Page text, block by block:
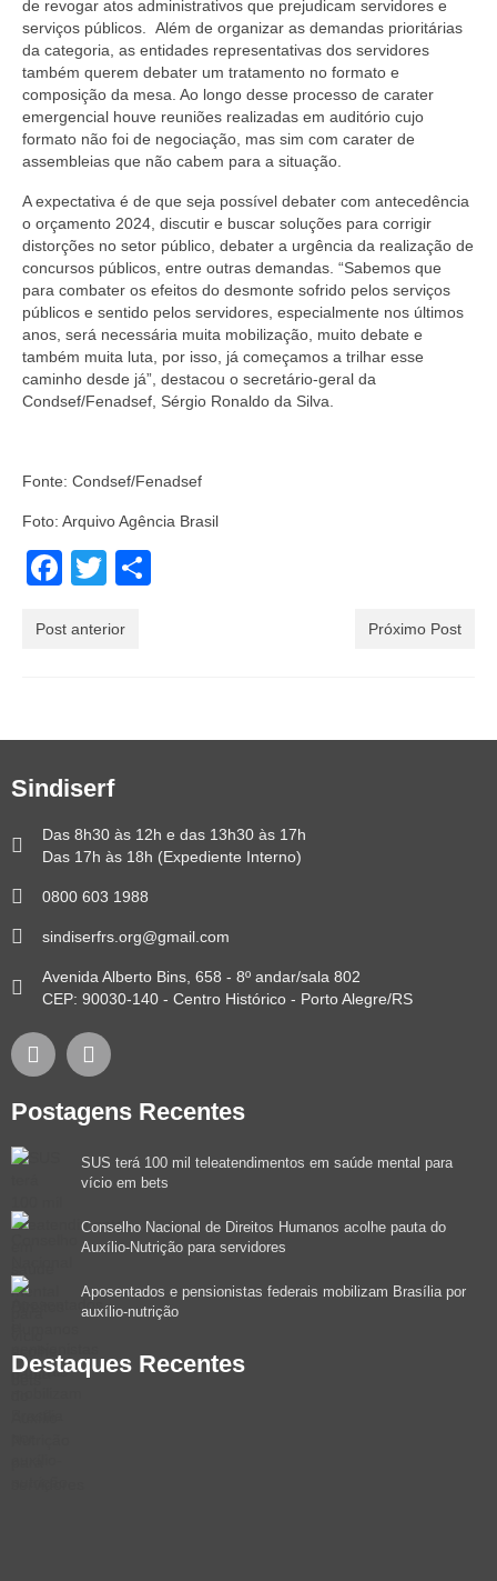
de revogar atos administrativos que prejudicam servidores e
serviços públicos. Além de organizar as demandas prioritárias
da categoria, as entidades representativas dos servidores
também querem debater um tratamento no formato e
composição da mesa. Ao longo desse processo de carater
emergencial houve reuniões realizadas em auditório cujo
formato não foi de negociação, mas sim com carater de
assembleias que não cabem para a situação.
A expectativa é de que seja possível debater com antecedência
o orçamento 2024, discutir e buscar soluções para corrigir
distorções no setor público, debater a urgência da realização de
concursos públicos, entre outras demandas. “Sabemos que
para combater os efeitos do desmonte sofrido pelos serviços
públicos e sentido pelos servidores, especialmente nos últimos
anos, será necessária muita mobilização, muito debate e
também muita luta, por isso, já começamos a trilhar esse
caminho desde já”, destacou o secretário-geral da
Condsef/Fenadsef, Sérgio Ronaldo da Silva.
Fonte: Condsef/Fenadsef
Foto: Arquivo Agência Brasil
Facebook
Twitter
Post anterior Próximo Post
Sindiserf
Das 8h30 às 12h e das 13h30 às 17h
Das 17h às 18h (Expediente Interno)
0800 603 1988
sindiserfrs.org@gmail.com
Avenida Alberto Bins, 658 - 8º andar/sala 802
CEP: 90030-140 - Centro Histórico - Porto Alegre/RS
Postagens Recentes
SUS terá 100 mil teleatendimentos em saúde mental para
vício em bets
Conselho Nacional de Direitos Humanos acolhe pauta do
Auxílio-Nutrição para servidores
Aposentados e pensionistas federais mobilizam Brasília por
auxílio-nutrição
Destaques Recentes